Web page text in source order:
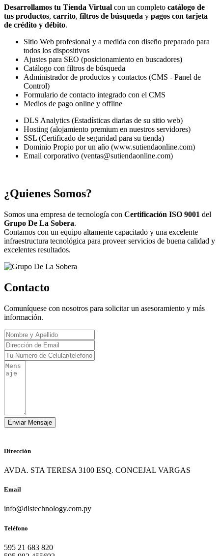
Desarrollamos tu Tienda Virtual con un completo catálogo de
tus productos, carrito, filtros de búsqueda y pagos con tarjeta
de crédito y débito.
Sitio Web profesional y a medida con diseño preparado para
todos los dispositivos
Ajustes para SEO (posicionamiento en buscadores)
Catálogo con filtros de búsqueda
Administrador de productos y contactos (CMS - Panel de
Control)
Formulario de contacto integrado con el CMS
Medios de pago online y offline
DLS Analytics (Estadísticas diarias de su sitio web)
Hosting (alojamiento premium en nuestros servidores)
SSL (Certificado de seguridad para su tienda)
Dominio Propio por un año (www.sutiendaonline.com)
Email corporativo (ventas@sutiendaonline.com)
¿Quienes Somos?
Somos una empresa de tecnología con Certificación ISO 9001 del
Grupo De La Sobera.
Contamos con un equipo altamente capacitado y una excelente
infraestructura tecnológica para proveer servicios de buena calidad y
excelentes resultados.
Contacto
Comuníquese con nosotros para solicitar un asesoramiento y más
información.
Dirección
AVDA. STA TERESA 3100 ESQ. CONCEJAL VARGAS
Email
info@dlstechnology.com.py
Teléfono
595 21 683 820